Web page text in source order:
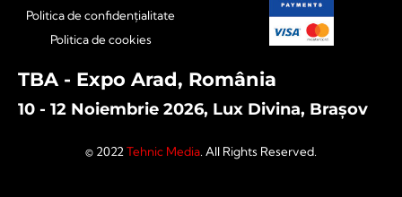
Politica de confidențialitate
Politica de cookies
TBA - Expo Arad, România
10 - 12 Noiembrie 2026, Lux Divina, Brașov
© 2022 Tehnic Media . All Rights Reserved.